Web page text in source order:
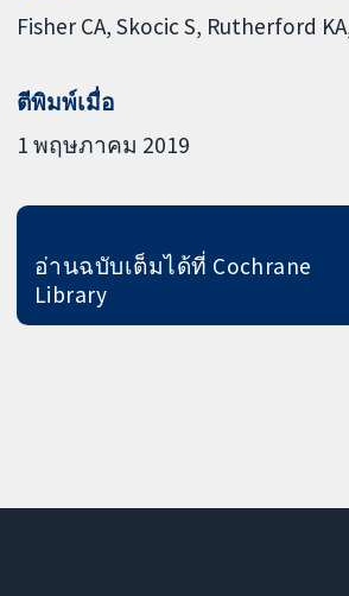
Fisher CA Skocic S Rutherford KA
ตีพิมพ์เมื่อ
1 พฤษภาคม 2019
อ่านฉบับเต็มได้ที่ Cochrane
Library